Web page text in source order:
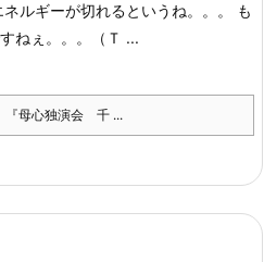
ルギーが切れるというね。。。 も
ねぇ。。。（Ｔ ...
『母心独演会 千 ...